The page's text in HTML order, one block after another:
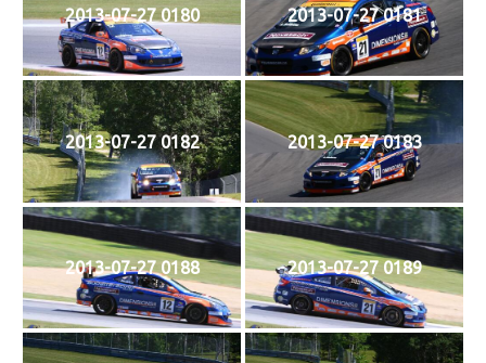
2013-07-27 0180 2013-07-27 0181
2013-07-27 0182 2013-07-27 0183
2013-07-27 0188 2013-07-27 0189